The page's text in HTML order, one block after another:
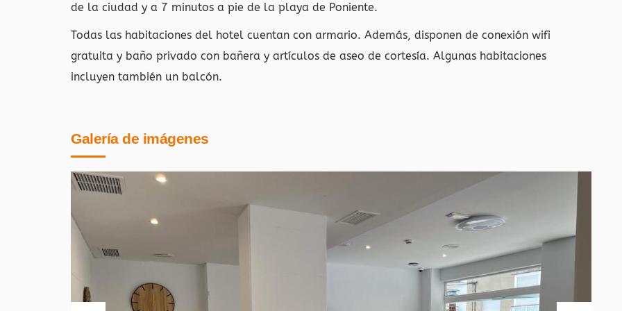
de la ciudad y a 7 minutos a pie de la playa de Poniente.
Todas las habitaciones del hotel cuentan con armario. Además, disponen de conexión wifi
gratuita y baño privado con bañera y artículos de aseo de cortesía. Algunas habitaciones
incluyen también un balcón.
Galería de imágenes